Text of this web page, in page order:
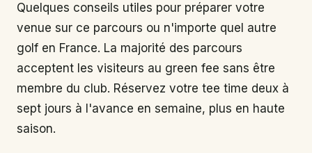
Quelques conseils utiles pour préparer votre
venue sur ce parcours ou n'importe quel autre
golf en France. La majorité des parcours
acceptent les visiteurs au green fee sans être
membre du club. Réservez votre tee time deux à
sept jours à l'avance en semaine, plus en haute
saison.